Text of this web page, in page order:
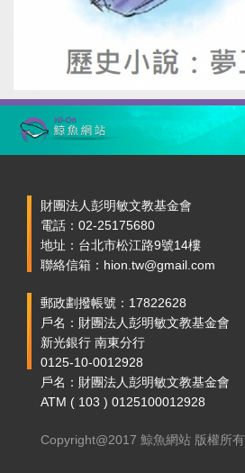
財團法人彭明敏文教基金會
電話：02-25175680
地址：台北市松江路9號14樓
聯絡信箱：hion.tw@gmail.com
郵政劃撥帳號：17822628
戶名：財團法人彭明敏文教基金會
新光銀行 南東分行
0125-10-0012928
戶名：財團法人彭明敏文教基金會
ATM ( 103 ) 0125100012928
Copyright@2017 鯨魚網站 版權所有